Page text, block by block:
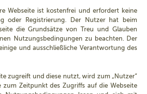
Webseite ist kostenfrei und erfordert keine
oder Registrierung. Der Nutzer hat beim
die Grundsätze von Treu und Glauben
Nutzungsbedingungen zu beachten. Der
und ausschließliche Verantwortung des
zugreift und diese nutzt, wird zum „Nutzer“
zum Zeitpunkt des Zugriffs auf die Webseite